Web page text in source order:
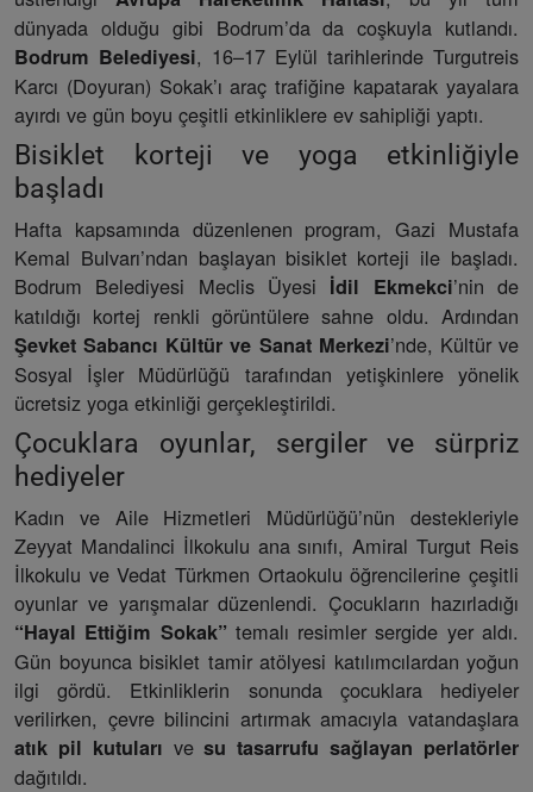
dünyada olduğu gibi Bodrum’da da coşkuyla kutlandı.
Bodrum Belediyesi, 16–17 Eylül tarihlerinde Turgutreis
Karcı (Doyuran) Sokak’ı araç trafiğine kapatarak yayalara
ayırdı ve gün boyu çeşitli etkinliklere ev sahipliği yaptı.
Bisiklet korteji ve yoga etkinliğiyle
başladı
Hafta kapsamında düzenlenen program, Gazi Mustafa
Kemal Bulvarı’ndan başlayan bisiklet korteji ile başladı.
Bodrum Belediyesi Meclis Üyesi İdil Ekmekci’nin de
katıldığı kortej renkli görüntülere sahne oldu. Ardından
Şevket Sabancı Kültür ve Sanat Merkezi’nde, Kültür ve
Sosyal İşler Müdürlüğü tarafından yetişkinlere yönelik
ücretsiz yoga etkinliği gerçekleştirildi.
Çocuklara oyunlar, sergiler ve sürpriz
hediyeler
Kadın ve Aile Hizmetleri Müdürlüğü’nün destekleriyle
Zeyyat Mandalinci İlkokulu ana sınıfı, Amiral Turgut Reis
İlkokulu ve Vedat Türkmen Ortaokulu öğrencilerine çeşitli
oyunlar ve yarışmalar düzenlendi. Çocukların hazırladığı
“Hayal Ettiğim Sokak” temalı resimler sergide yer aldı.
Gün boyunca bisiklet tamir atölyesi katılımcılardan yoğun
ilgi gördü. Etkinliklerin sonunda çocuklara hediyeler
verilirken, çevre bilincini artırmak amacıyla vatandaşlara
atık pil kutuları vesu tasarrufu sağlayan perlatörler
dağıtıldı.